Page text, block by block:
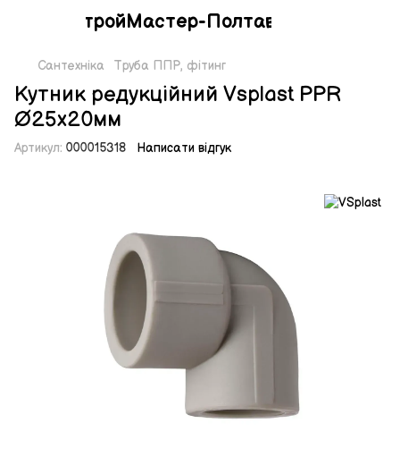
СтройМастер-Полтава
Сантехніка Труба ППР, фітинг
Кутник редукційний Vsplast PPR
Ø25х20мм
Артикул: 000015318 Написати відгук